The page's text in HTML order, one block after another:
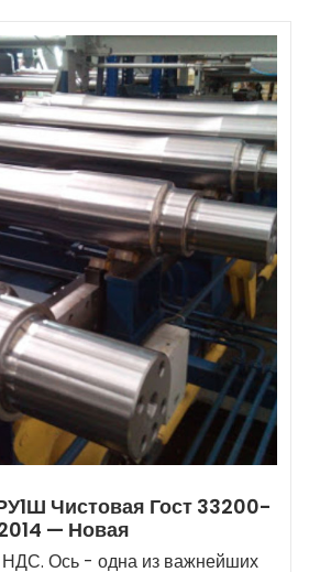
Чистовая Гост 33200-
— Новая
НДС. Ось - одна из важнейших